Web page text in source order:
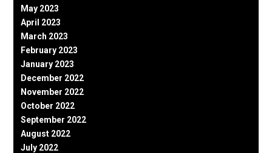
May 2023
April 2023
March 2023
February 2023
January 2023
December 2022
November 2022
October 2022
September 2022
August 2022
July 2022